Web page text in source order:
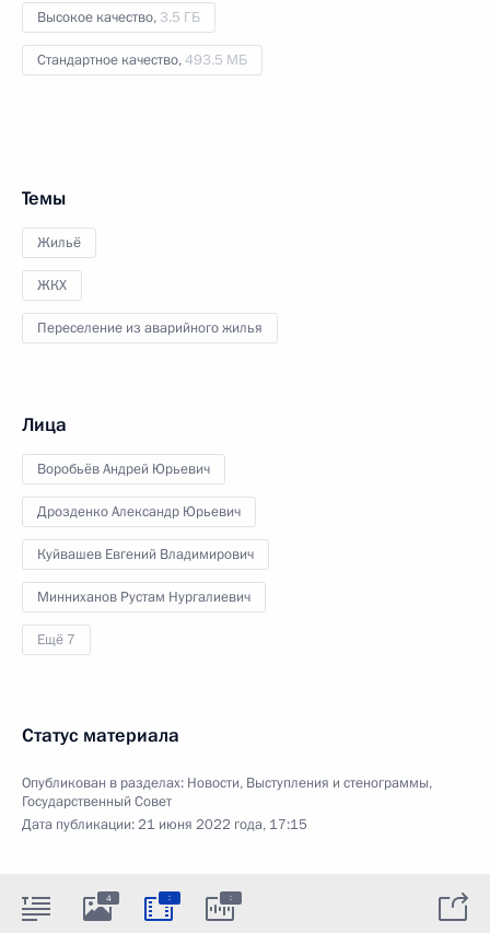
Высокое качество, 3.5 ГБ
Стандартное качество,493.5 МБ
Темы
Жильё
ЖКХ
Переселение из аварийного жилья
Лица
Воробьёв Андрей Юрьевич
Дрозденко Александр Юрьевич
Куйвашев Евгений Владимирович
Минниханов Рустам Нургалиевич
Ещё 7
Статус материала
Опубликован в разделах: Новости, Выступления и стенограммы,
Государственный Совет
Дата публикации:21 июня 2022 года, 17:15
4 : :